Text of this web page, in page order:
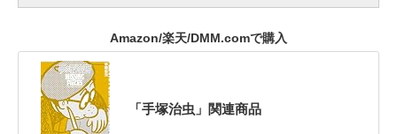
Amazon/楽天/DMM.comで購入
「手塚治虫」関連商品